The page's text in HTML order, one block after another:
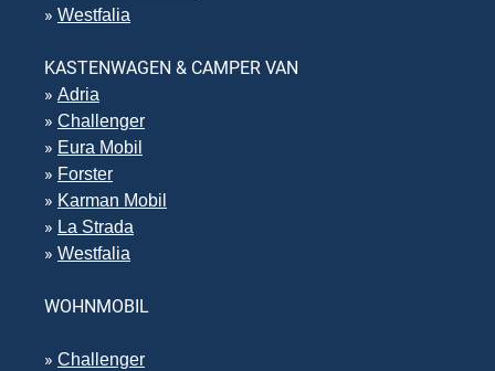
» Westfalia
KASTENWAGEN & CAMPER VAN
» Adria
» Challenger
» Eura Mobil
» Forster
» Karman Mobil
» La Strada
» Westfalia
WOHNMOBIL
» Challenger